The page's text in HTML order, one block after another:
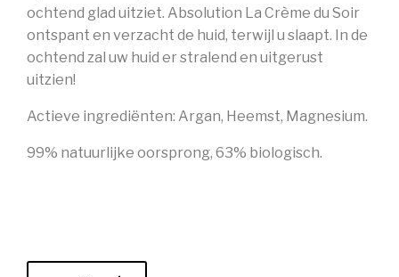
ochtend glad uitziet. Absolution La Crème du Soir
ontspant en verzacht de huid, terwijl u slaapt. In de
ochtend zal uw huid er stralend en uitgerust
uitzien!
Actieve ingrediënten: Argan, Heemst, Magnesium.
99% natuurlijke oorsprong, 63% biologisch.